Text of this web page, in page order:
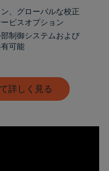
、グローバルな校正
ビスオプション
制御システムおよび
可能
詳しく見る